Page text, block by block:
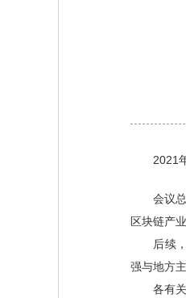
2021年
会议总
区块链产
后续，
强与地方
各有关地